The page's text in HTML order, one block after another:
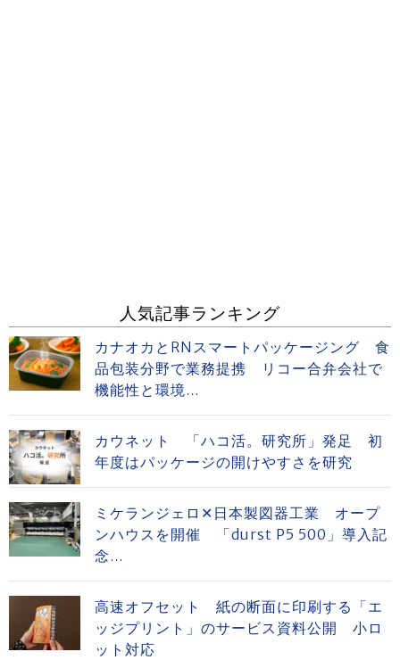
人気記事ランキング
カナオカとRNスマートパッケージング 食
品包装分野で業務提携 リコー合弁会社で
機能性と環境...
カウネット 「ハコ活。研究所」発足 初
年度はパッケージの開けやすさを研究
ミケランジェロ✕日本製図器工業 オープ
ンハウスを開催 「durst P5 500」導入記
念...
高速オフセット 紙の断面に印刷する「エ
ッジプリント」のサービス資料公開 小ロ
ット対応